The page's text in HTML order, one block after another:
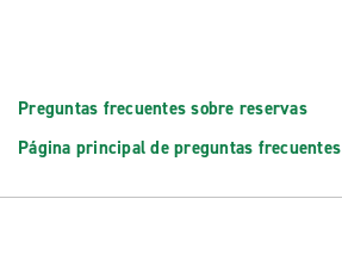
Preguntas frecuentes sobre reservas
Página principal de preguntas frecuentes